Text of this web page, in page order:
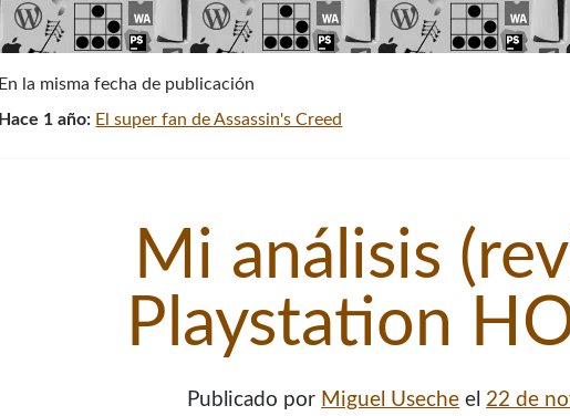
En la misma fecha de publicación
Hace 1 año: El super fan de Assassin's Creed
Mi análisis
Playstation
Publicado por Miguel Useche el 22 de